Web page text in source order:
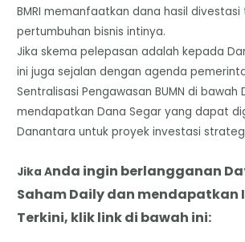
BMRI memanfaatkan dana hasil
pertumbuhan bisnis intinya.
​Jika skema pelepasan adalah kepada
ini juga sejalan dengan agenda
Sentralisasi Pengawasan BUMN di bawah
mendapatkan Dana Segar yang dapat
Danantara untuk proyek investasi
Jika Anda ingin berlangganan
Saham Daily dan mendapatkan
Terkini, klik link di bawah ini: